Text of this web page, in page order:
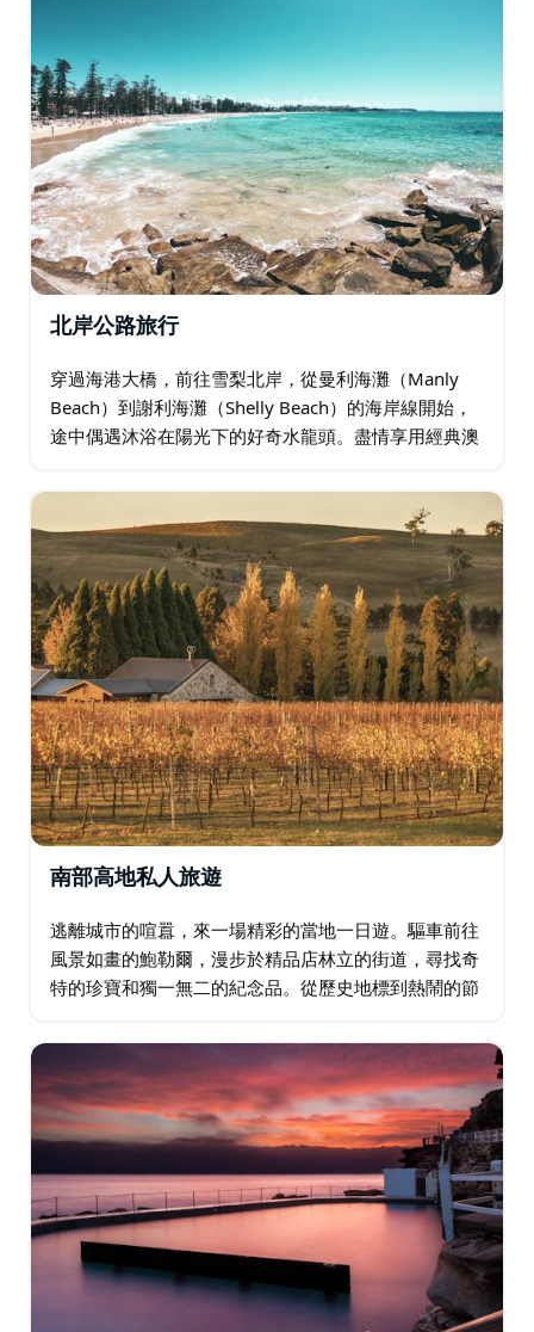
北岸公路旅行
穿過海港大橋，前往雪梨北岸，從曼利海灘（Manly
Beach）到謝利海灘（Shelly Beach）的海岸線開始，
途中偶遇沐浴在陽光下的好奇水龍頭。盡情享用經典澳
（North Head）…
南部高地私人旅遊
逃離城市的喧囂，來一場精彩的當地一日遊。驅車前往
風景如畫的鮑勒爾，漫步於精品店林立的街道，尋找奇
特的珍寶和獨一無二的紀念品。從歷史地標到熱鬧的節
用下午茶，或在寧靜的大自然中野餐，感受別樣的樂
趣…